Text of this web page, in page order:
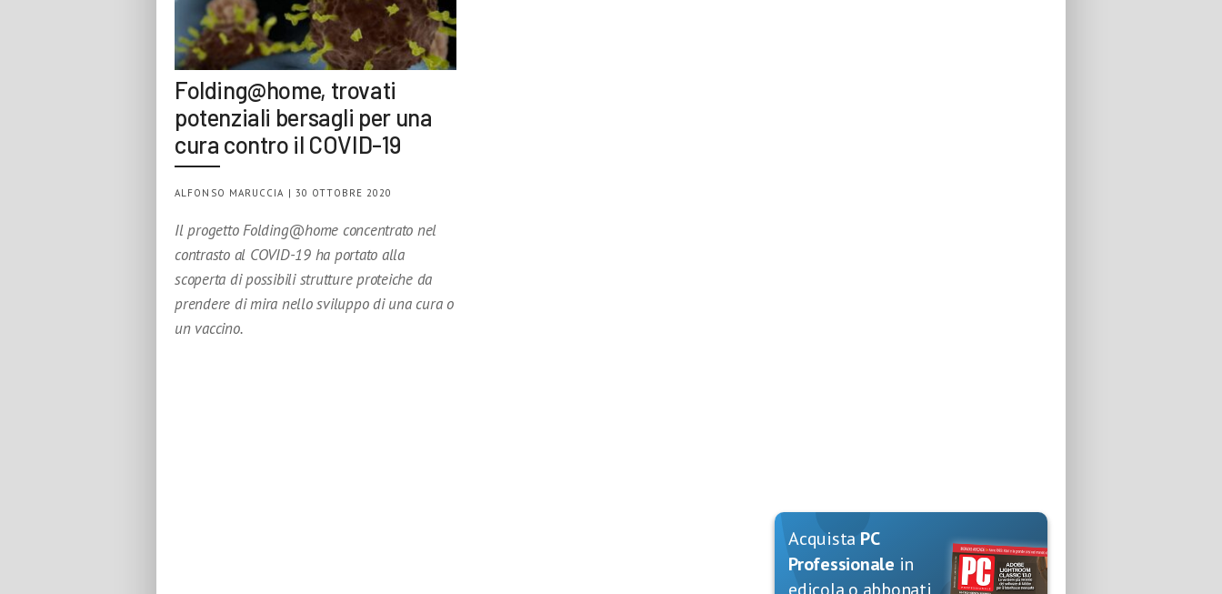
Folding@home, trovati
potenziali bersagli per una
cura contro il COVID-19
ALFONSO MARUCCIA | 30 OTTOBRE 2020
Il progetto Folding@home concentrato nel
contrasto al COVID-19 ha portato alla
scoperta di possibili strutture proteiche da
prendere di mira nello sviluppo di una cura o
un vaccino.
Acquista PC
Professionale in